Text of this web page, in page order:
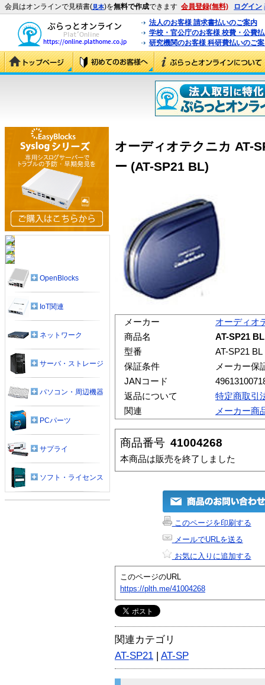
会員はオンラインで見積書(見本)を無料で作成できます 会員登録(無料) ログイン
法人のお客様 請求書払いのご案内
学校・官公庁のお客様 校費・公費
研究機関のお客様 科研費払いのご
オーディオテクニカ AT-
ー (AT-SP21 BL)
メーカー
オーディオ
商品名
AT-SP21
型番
AT-SP21 BL
保証条件
メーカー保
JANコード
返品について
特定商取引
関連
メーカー商
商品番号 41004268
本商品は販売を終了しました
このページを印刷する
メールでURLを送る
お気に入りに追加する
このページのURL
https://plth.me/41004268
関連カテゴリ
AT-SP21 | AT-SP
OpenBlocks
IoT関連
ネットワーク
サーバ・ストレージ
パソコン・周辺機器
PCパーツ
サプライ
ソフト・ライセンス